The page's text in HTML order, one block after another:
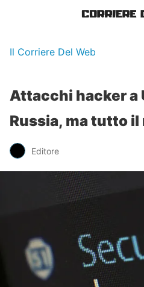
Il Corriere Del Web
Attacchi hacker a
Russia, ma tutto
Editore